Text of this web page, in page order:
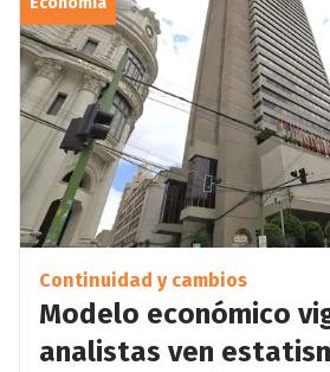
Continuidad y cambios
Modelo económico
analistas ven